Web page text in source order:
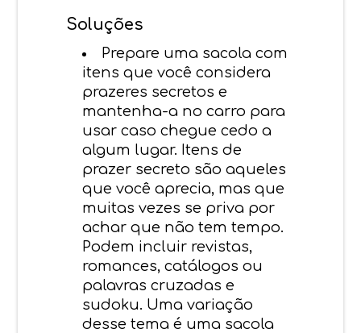
Soluções
Prepare uma sacola com
itens que você considera
prazeres secretos e
mantenha-a no carro para
usar caso chegue cedo a
algum lugar. Itens de
prazer secreto são aqueles
que você aprecia, mas que
muitas vezes se priva por
achar que não tem tempo.
Podem incluir revistas,
romances, catálogos ou
palavras cruzadas e
sudoku. Uma variação
desse tema é uma sacola